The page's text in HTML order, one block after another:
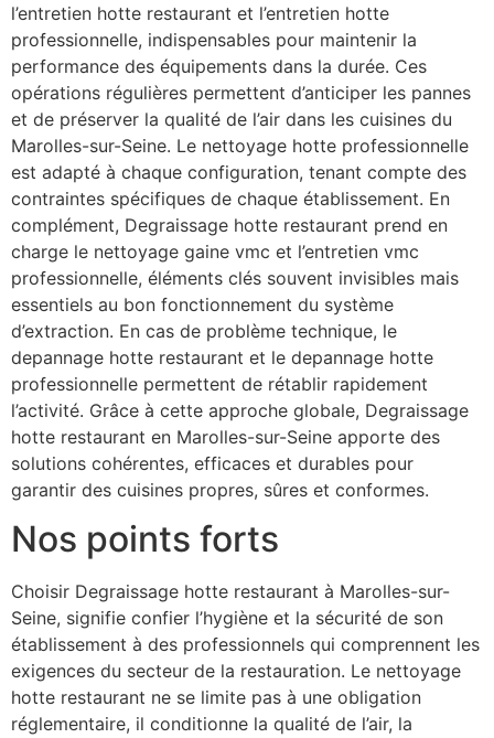
l’entretien hotte restaurant et l’entretien hotte
professionnelle, indispensables pour maintenir la
performance des équipements dans la durée. Ces
opérations régulières permettent d’anticiper les pannes
et de préserver la qualité de l’air dans les cuisines du
Marolles-sur-Seine. Le nettoyage hotte professionnelle
est adapté à chaque configuration, tenant compte des
contraintes spécifiques de chaque établissement. En
complément, Degraissage hotte restaurant prend en
charge le nettoyage gaine vmc et l’entretien vmc
professionnelle, éléments clés souvent invisibles mais
essentiels au bon fonctionnement du système
d’extraction. En cas de problème technique, le
depannage hotte restaurant et le depannage hotte
professionnelle permettent de rétablir rapidement
l’activité. Grâce à cette approche globale, Degraissage
hotte restaurant en Marolles-sur-Seine apporte des
solutions cohérentes, efficaces et durables pour
garantir des cuisines propres, sûres et conformes.
Nos points forts
Choisir Degraissage hotte restaurant à Marolles-sur-
Seine, signifie confier l’hygiène et la sécurité de son
établissement à des professionnels qui comprennent les
exigences du secteur de la restauration. Le nettoyage
hotte restaurant ne se limite pas à une obligation
réglementaire, il conditionne la qualité de l’air, la